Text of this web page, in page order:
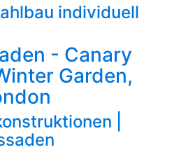
individuell
- Canary
Garden,
|